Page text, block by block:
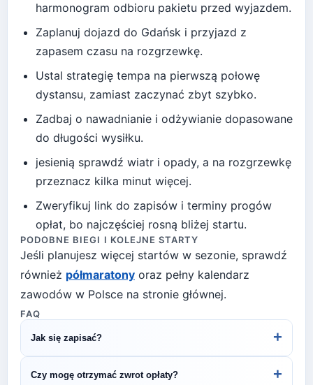
harmonogram odbioru pakietu przed wyjazdem.
Zaplanuj dojazd do Gdańsk i przyjazd z
zapasem czasu na rozgrzewkę.
Ustal strategię tempa na pierwszą połowę
dystansu, zamiast zaczynać zbyt szybko.
Zadbaj o nawadnianie i odżywianie dopasowane
do długości wysiłku.
jesienią sprawdź wiatr i opady, a na rozgrzewkę
przeznacz kilka minut więcej.
Zweryfikuj link do zapisów i terminy progów
opłat, bo najczęściej rosną bliżej startu.
PODOBNE BIEGI I KOLEJNE STARTY
Jeśli planujesz więcej startów w sezonie, sprawdź
również półmaratony oraz pełny kalendarz
zawodów w Polsce na stronie głównej.
FAQ
Jak się zapisać? +
przejść do strony organizatora z formularzem
Czy mogę otrzymać zwrot opłaty? +